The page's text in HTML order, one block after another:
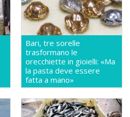
Bari, tre sorelle
trasformano le
orecchiette in gioielli: «Ma
la pasta deve essere
fatta a mano»